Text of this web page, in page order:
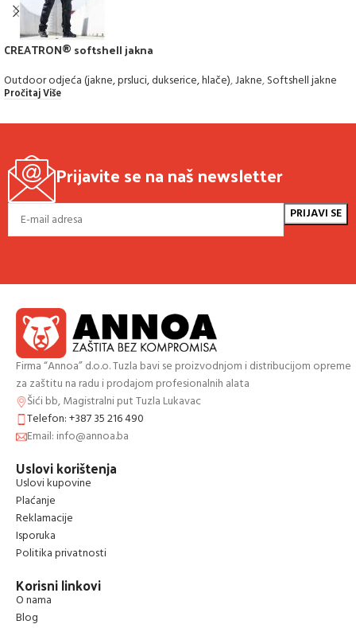
CREATRON® softshell jakna
Outdoor odjeća (jakne, prsluci, dukserice, hlače),Jakne,Softshell jakne
Pročitaj Više
Prijavite se na naš newsletter
Firma “Annoa” d.o.o. Tuzla bavi se proizvodnjom i distribucijom opreme
za zaštitu na radu i prodajom profesionalnih alata
Šići bb, Magistralni put Tuzla Lukavac
Telefon: +387 35 216 490
Email: info@annoa.ba
Uslovi korištenja
Uslovi kupovine
Plaćanje
Reklamacije
Isporuka
Politika privatnosti
Korisni linkovi
O nama
Blog